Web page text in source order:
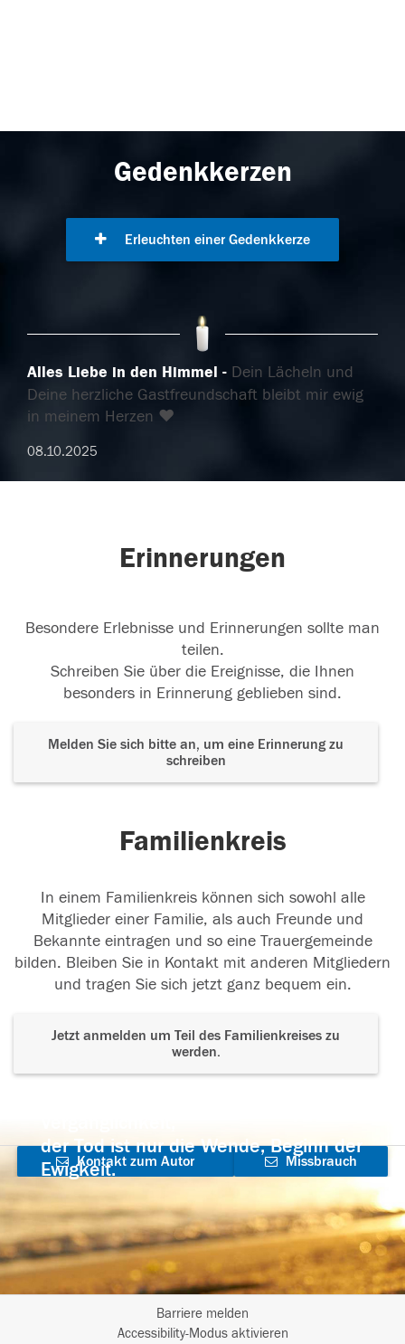
Gedenkkerzen
Erleuchten einer Gedenkkerze
Alles Liebe in den Himmel
Dein Lächeln und
Deine herzliche Gastfreundschaft bleibt mir ewig
in meinem Herzen ❤️
08.10.2025
Erinnerungen
Besondere Erlebnisse und Erinnerungen sollte man
teilen.
Schreiben Sie über die Ereignisse, die Ihnen
besonders in Erinnerung geblieben sind.
Melden Sie sich bitte an, um eine Erinnerung zu
schreiben
Familienkreis
In einem Familienkreis können sich sowohl alle
Mitglieder einer Familie, als auch Freunde und
Bekannte eintragen und so eine Trauergemeinde
bilden. Bleiben Sie in Kontakt mit anderen Mitgliedern
und tragen Sie sich jetzt ganz bequem ein.
Jetzt anmelden um Teil des Familienkreises zu
werden.
der Tod ist nur die Wende, Beginn der
Ewigkeit.
Kontakt zum Autor
aufnehmen
Missbrauch
Barriere melden
Accessibility-Modus aktivieren